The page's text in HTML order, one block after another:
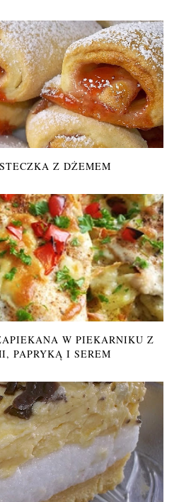
Z DŻEMEM
W PIEKARNIKU Z
PAPRYKĄ I SEREM